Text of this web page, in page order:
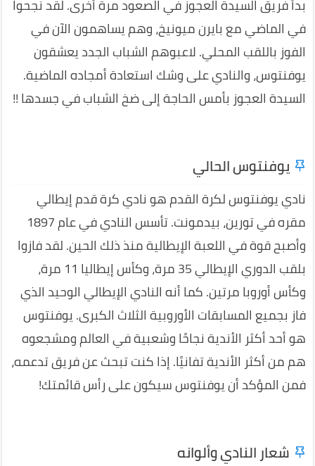
بدأ فريق السيدة العجوز في الصعود مرة أخرى. لقد نجحوا
في الماضي مع بايرن ميونيخ، وهم يساهمون الآن في
الفوز باللقب المحلي. لاعبوهم الشباب الجدد يعشقون
يوفنتوس، والنادي على وشك استعادة أمجاده الماضية.
السيدة العجوز بأمس الحاجة إلى ضخ الشباب في جسدها !!
يوفنتوس الحالي
نادي يوفنتوس لكرة القدم هو نادي كرة قدم إيطالي
مقره في تورين، بيدمونت. تأسس النادي في عام 1897
وأصبح قوة في اللعبة الإيطالية منذ ذلك الحين. لقد فازوا
بلقب الدوري الإيطالي 35 مرة، وكأس إيطاليا 11 مرة،
وكأس أوروبا مرتين. كما أنه النادي الإيطالي الوحيد الذي
فاز بجميع المسابقات الأوروبية الثلاث الكبرى. يوفنتوس
هو أحد أكثر الأندية نجاحًا وشعبية في العالم ومشجعوه
هم من أكثر الأندية تفانيًا. إذا كنت تبحث عن فريق تدعمه،
فمن المؤكد أن يوفنتوس سيكون على رأس قائمتك!
شعار النادي وألوانه